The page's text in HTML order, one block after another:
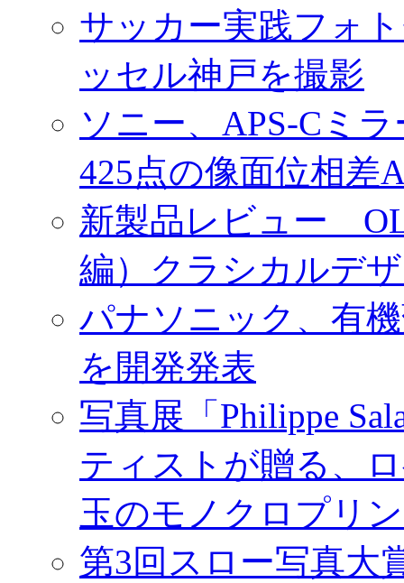
サッカー実践フォ
ッセル神戸を撮影
ソニー、APS-Cミ
425点の像面位相
新製品レビュー
編）クラシカルデ
パナソニック、有
を開発発表
写真展「Philippe
ティストが贈る、
玉のモノクロプリ
第3回スロー写真